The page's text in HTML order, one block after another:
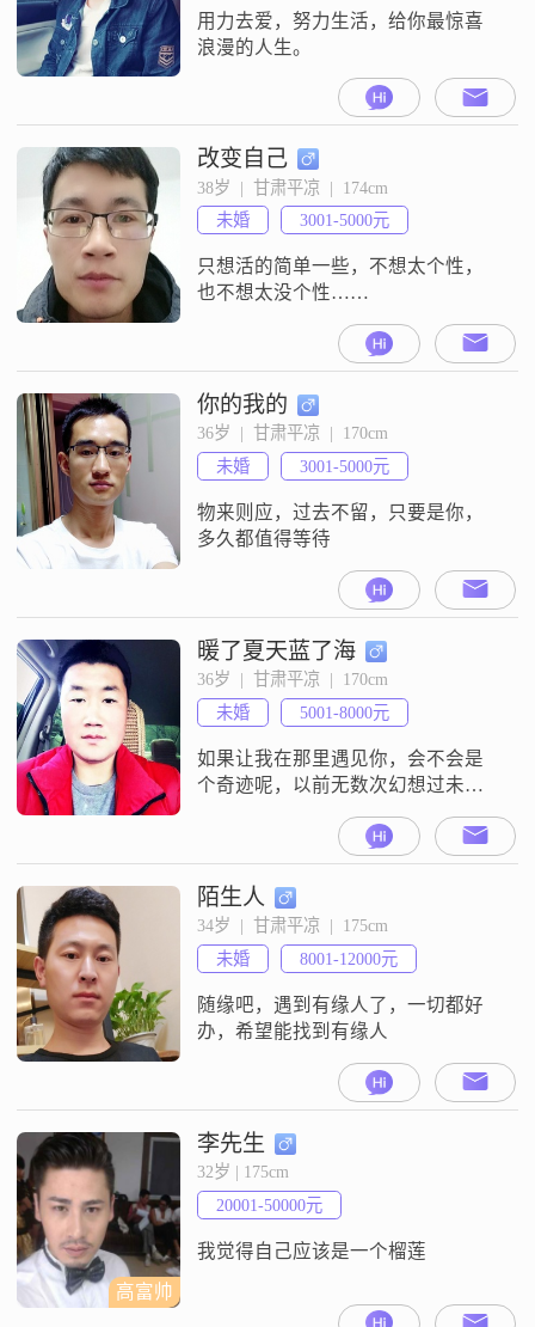
用力去爱，努力生活，给你最惊喜
浪漫的人生。
改变自己
38岁  |  甘肃平凉  |  174cm
未婚
3001-5000元
只想活的简单一些，不想太个性，
也不想太没个性……
你的我的
36岁  |  甘肃平凉  |  170cm
未婚
3001-5000元
物来则应，过去不留，只要是你，
多久都值得等待
暖了夏天蓝了海
36岁  |  甘肃平凉  |  170cm
未婚
5001-8000元
如果让我在那里遇见你，会不会是
个奇迹呢，以前无数次幻想过未来
至今，我才坚信，感情终究是缘
分，茫茫人海两个人的相识相爱，
本身就是一种巧合，你会是我的那
个巧合吗?
陌生人
34岁  |  甘肃平凉  |  175cm
未婚
8001-12000元
随缘吧，遇到有缘人了，一切都好
办，希望能找到有缘人
高富帅
李先生
32岁 | 175cm
20001-50000元
我觉得自己应该是一个榴莲